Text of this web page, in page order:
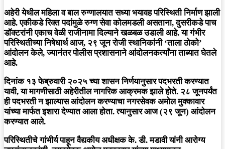
अहेरी येथील महिला व बाल रुग्णालयात सध्या भयावह परिस्थिती निर्माण झाली
आहे. एकीकडे रिक्त पदांमुळे रुग्ण सेवा कोलमडली असताना, दुसरीकडे पाच
डॉक्टरांनी एकाच वेळी राजीनामा दिल्याने खळबळ उडाली आहे. या गंभीर
परिस्थितीच्या निषेधार्थ आज, २९ जून रोजी स्थानिकांनी ‘ताला ठोको’
आंदोलन केले, ज्यानंतर पोलीस प्रशासनाने आंदोलनकर्त्यांना ताब्यात घेतले
आहे.
दिनांक १३ फेब्रुवारी २०२५ च्या शासन निर्णयानुसार पदभरती करण्यात
यावी, या मागणीसाठी अहेरीतील नागरिक आक्रमक झाले होते. २८ जूनपर्यंत
ही पदभरती न झाल्यास आंदोलन करण्याचा नगरसेवक अमोल मुक्कावार
यांच्या मार्फत इशारा देण्यात आला होता. त्यानुसार आज (२९ जून) आंदोलन
करण्यात आले.
परिस्थितीचे गांभीर्य पाहून वैद्यकीय अधीक्षक के. डी. मडावी यांनी आरोग्य